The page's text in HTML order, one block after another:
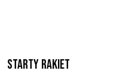
Starty rakiet